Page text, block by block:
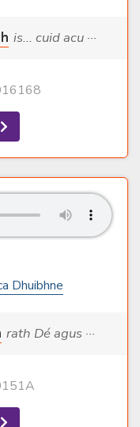
is... cuid acu ···
Dhuibhne
rath Dé agus ···